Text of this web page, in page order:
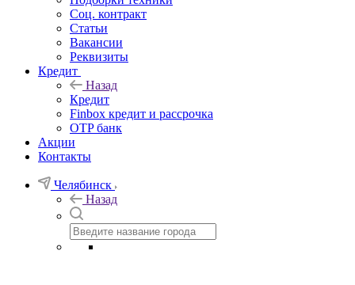
Соц. контракт
Статьи
Вакансии
Реквизиты
Кредит
Назад
Кредит
Finbox кредит и рассрочка
OTP банк
Акции
Контакты
Челябинск
Назад